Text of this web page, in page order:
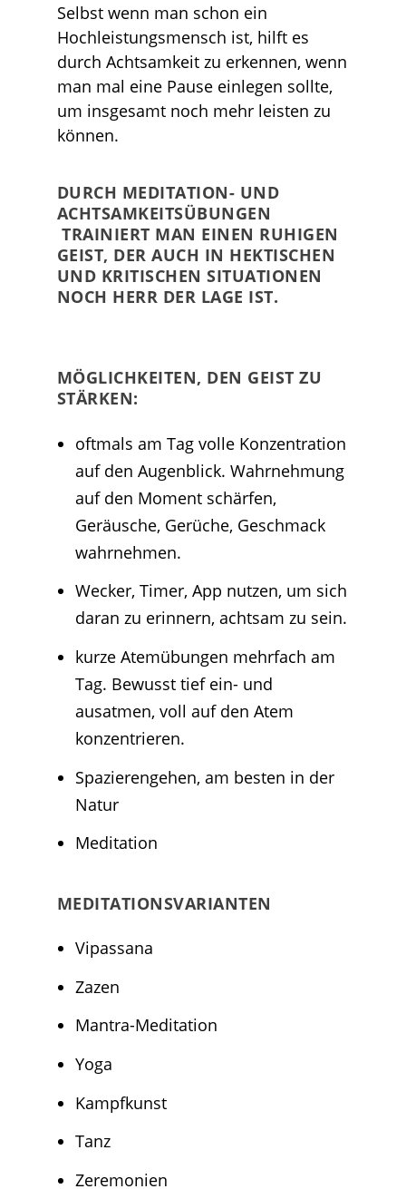
Selbst wenn man schon ein
Hochleistungsmensch ist, hilft es
durch Achtsamkeit zu erkennen, wenn
man mal eine Pause einlegen sollte,
um insgesamt noch mehr leisten zu
können.
DURCH MEDITATION- UND
ACHTSAMKEITSÜBUNGEN
TRAINIERT MAN EINEN RUHIGEN
GEIST, DER AUCH IN HEKTISCHEN
UND KRITISCHEN SITUATIONEN
NOCH HERR DER LAGE IST.
MÖGLICHKEITEN, DEN GEIST ZU
STÄRKEN:
oftmals am Tag volle Konzentration
auf den Augenblick. Wahrnehmung
auf den Moment schärfen,
Geräusche, Gerüche, Geschmack
wahrnehmen.
Wecker, Timer, App nutzen, um sich
daran zu erinnern, achtsam zu sein.
kurze Atemübungen mehrfach am
Tag. Bewusst tief ein- und
ausatmen, voll auf den Atem
konzentrieren.
Spazierengehen, am besten in der
Natur
Meditation
MEDITATIONSVARIANTEN
Vipassana
Zazen
Mantra-Meditation
Yoga
Kampfkunst
Tanz
Zeremonien